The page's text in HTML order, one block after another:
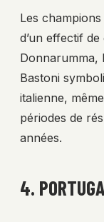
Les
d’un effectif
Donnarumma,
Bastoni
italienne,
périodes de
années.
4.